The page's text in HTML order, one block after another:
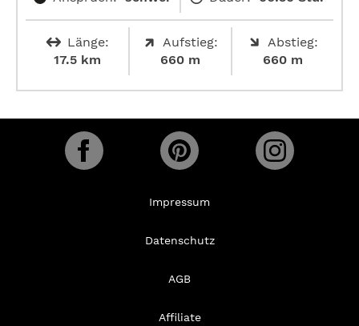
Länge:
17.5 km
Aufstieg:
660 m
Abstieg:
660 m
Impressum
Datenschutz
AGB
Affiliate